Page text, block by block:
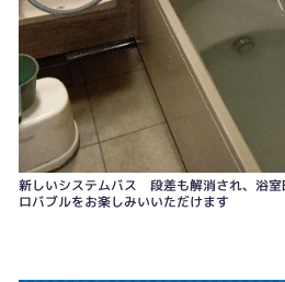
新しいシステムバス 段差も解消され、浴室
ロバブルをお楽しみいいただけます